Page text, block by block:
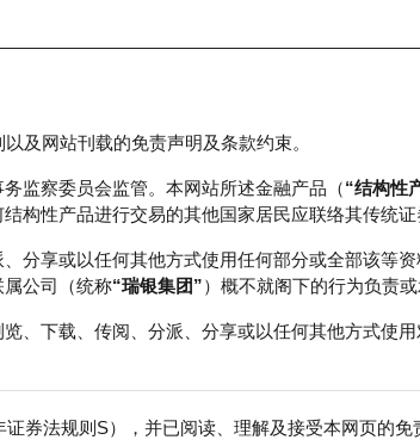
场统计 瑞银轮证教室
以及网站刊载的免责声明及条款约束。
监察委员会监管。本网站所述金融产品（“结构性
构性产品进行交易的其他国家居民应联络其传统
分享或以任何其他方式使用任何部分或全部该等
公司（统称“瑞银集团”）概不就阁下的行为负责
、下载、传阅、分派、分享或以任何其他方式使
券法规则S），并已阅读、理解及接受本网页的免